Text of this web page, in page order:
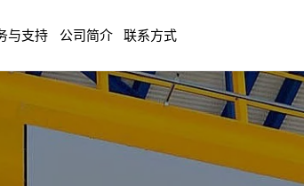
与支持 公司简介 联系方式